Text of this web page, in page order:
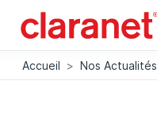
Accueil > Nos Actualités